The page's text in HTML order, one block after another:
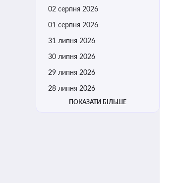
02 серпня 2026
01 серпня 2026
31 липня 2026
30 липня 2026
29 липня 2026
28 липня 2026
ПОКАЗАТИ БІЛЬШЕ